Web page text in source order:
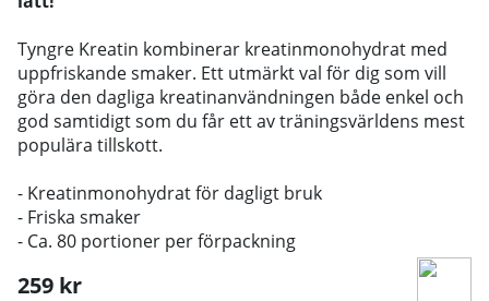
Tyngre Kreatin kombinerar kreatinmonohydrat med
uppfriskande smaker. Ett utmärkt val för dig som vill
göra den dagliga kreatinanvändningen både enkel och
god samtidigt som du får ett av träningsvärldens mest
populära tillskott.
- Kreatinmonohydrat för dagligt bruk
- Friska smaker
- Ca. 80 portioner per förpackning
259 kr